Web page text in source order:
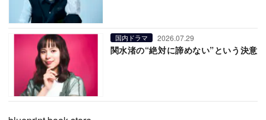
国内ドラマ 2026.07.29
関水渚の“絶対に諦めない”という決意